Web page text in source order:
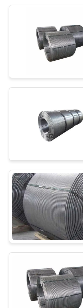
Fil
alliage
Flux